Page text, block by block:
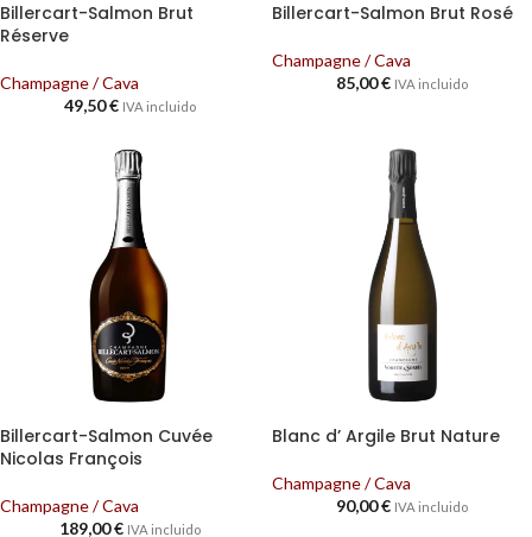
Billercart-Salmon Brut
Réserve
Champagne / Cava
49,50€ IVA incluido
Billercart-Salmon Brut Rosé
Champagne / Cava
85,00€ IVA incluido
Billercart-Salmon Cuvée
Nicolas François
Champagne / Cava
189,00€ IVA incluido
Blanc d’ Argile Brut Nature
Champagne / Cava
90,00€ IVA incluido